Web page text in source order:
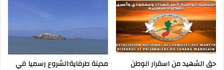
حق الشهيد من اسقرار الوطن مدينة طرفاية:الشروع رسميا في